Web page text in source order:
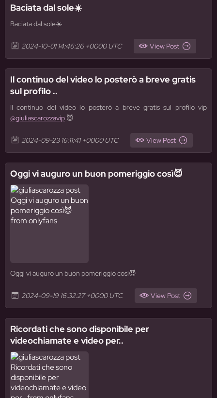
Baciata dal sole☀️
Baciata dal sole☀️
2024-10-01 14:46:26 +0000 UTC View Post
Il continuo del video lo posterò a breve gratis
sul profilo ..
Il continuo del video lo posterò a breve gratis sul profilo vip
@giuliascarozzavip 😈
2024-09-23 16:11:41 +0000 UTC View Post
Oggi vi auguro un buon pomeriggio così😈
Oggi vi auguro un buon pomeriggio così😈
2024-09-19 16:32:27 +0000 UTC View Post
Ricordati che sono disponibile per
videochiamate e video per..